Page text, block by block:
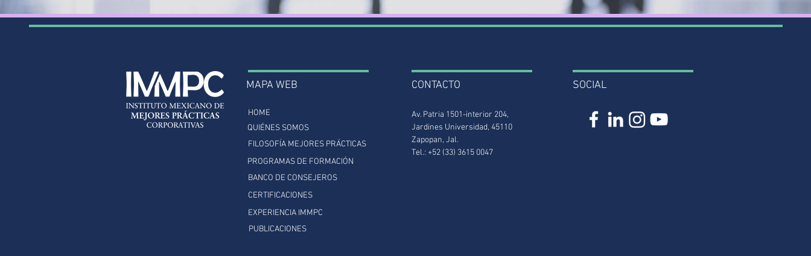
MAPA WEB
HOME
QUIÉNES SOMOS
FILOSOFÍA MEJORES PRÁCTICAS
PROGRAMAS DE FORMACIÓN
CONTACTO
Av. Patria 1501-interior 204,
Jardines Universidad, 45110
Zapopan, Jal.
Tel.: +52 (33) 3615 0047
SOCIAL
BANCO DE CONSEJEROS
CERTIFICACIONES
EXPERIENCIA IMMPC
PUBLICACIONES